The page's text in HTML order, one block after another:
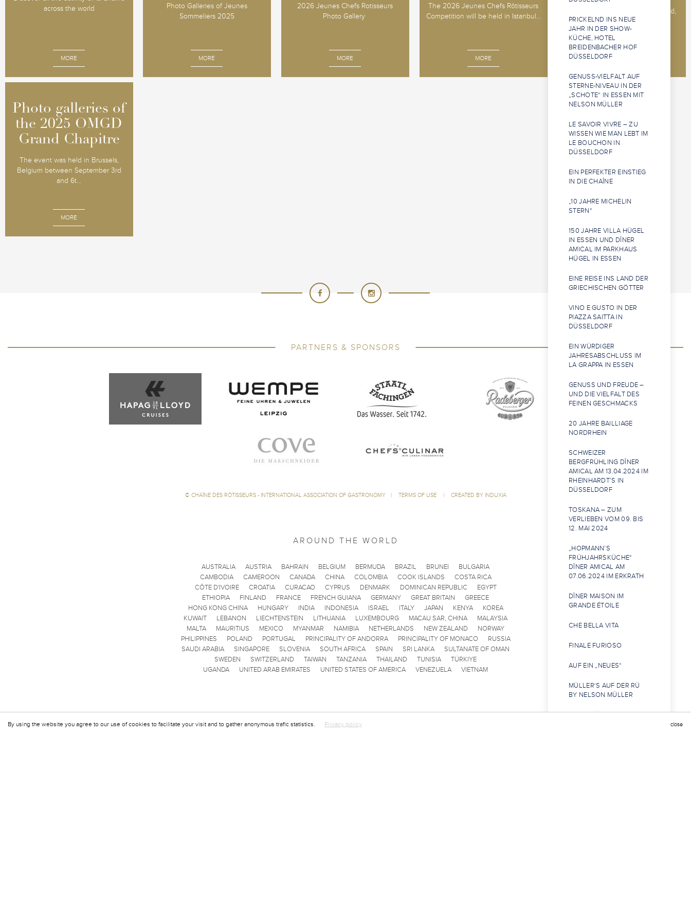
PRICKELND INS NEUE
JAHR IN DER SHOW-
KÜCHE, HOTEL
BREIDENBACHER HOF
DÜSSELDORF
GENUSS-VIELFALT AUF
STERNE-NIVEAU IN DER
„SCHOTE“ IN ESSEN MIT
NELSON MÜLLER
LE SAVOIR VIVRE – ZU
WISSEN WIE MAN LEBT IM
LE BOUCHON IN
DÜSSELDORF
EIN PERFEKTER EINSTIEG
IN DIE CHAÎNE
„10 JAHRE MICHELIN
STERN“
150 JAHRE VILLA HÜGEL
IN ESSEN UND DÎNER
AMICAL IM PARKHAUS
HÜGEL IN ESSEN
EINE REISE INS LAND DER
GRIECHISCHEN GÖTTER
VINO E GUSTO IN DER
PIAZZA SAITTA IN
DÜSSELDORF
EIN WÜRDIGER
JAHRESABSCHLUSS IM
LA GRAPPA IN ESSEN
GENUSS UND FREUDE –
UND DIE VIELFALT DES
FEINEN GESCHMACKS
20 JAHRE BAILLIAGE
NORDRHEIN
SCHWEIZER
BERGFRÜHLING DÎNER
AMICAL AM 13.04.2024 IM
RHEINHARDT’S IN
DÜSSELDORF
TOSKANA – ZUM
VERLIEBEN VOM 09. BIS
12. MAI 2024
„HOPMANN’S
FRÜHJAHRSKÜCHE“
DÎNER AMICAL AM
07.06.2024 IM ERKRATH
DÎNER MAISON IM
GRANDE ÉTOILE
CHE BELLA VITA
FINALE FURIOSO
AUF EIN „NEUES“
MÜLLER‘S AUF DER RÜ
BY NELSON MÜLLER
„DEM FRÜHLING
across the world
MORE
Photo Galleries of Jeunes
Sommeliers 2025
MORE
2026 Jeunes Chefs Rotisseurs
Photo Gallery
MORE
The 2026 Jeunes Chefs Rôtisseurs
Competition will be held in Istanbul...
MORE
Competition will be held in Båstad,
Sweden, 14 - 18 o...
Photo galleries of
the 2025 OMGD
Grand Chapitre
The event was held in Brussels,
Belgium between September 3rd
and 6t...
MORE
Photo galleries of
the 2025 OMGD
Grand Chapitre
close
By using the website you agree to our use of cookies to facilitate your visit and to gather anonymous trafic statistics. Privacy policy
PARTNERS & SPONSORS
© CHAÎNE DES RÔTISSEURS - INTERNATIONAL ASSOCIATION OF GASTRONOMY | TERMS OF USE | CREATED BY INDUXIA
AROUND THE WORLD
AUSTRALIA AUSTRIA BAHRAIN BELGIUM BERMUDA BRAZIL BRUNEI
BULGARIA
CAMBODIA
CAMEROON CANADA CHINA COLOMBIA COOK ISLANDS
COSTA RICA
CÔTE D'IVOIRE
CROATIA CURACAO CYPRUS DENMARK DOMINICAN REPUBLIC
EGYPT
ETHIOPIA
FINLAND FRANCE FRENCH GUIANA GERMANY GREAT BRITAIN
GREECE
HONG KONG CHINA
HUNGARY INDIA INDONESIA ISRAEL ITALY JAPAN KENYA
KOREA
KUWAIT
LEBANON LIECHTENSTEIN LITHUANIA LUXEMBOURG MACAU SAR, CHINA
MALAYSIA
MALTA
MAURITIUS MEXICO MYANMAR NAMIBIA NETHERLANDS NEW ZEALAND
NORWAY
PHILIPPINES
POLAND PORTUGAL PRINCIPALITY OF ANDORRA PRINCIPALITY OF MONACO
RUSSIA
SAUDI ARABIA
SINGAPORE SLOVENIA SOUTH AFRICA SPAIN SRI LANKA
SULTANATE OF OMAN
SWEDEN
SWITZERLAND TAIWAN TANZANIA THAILAND TUNISIA
TÜRKIYE
UGANDA
UNITED ARAB EMIRATES UNITED STATES OF AMERICA VENEZUELA VIETNAM